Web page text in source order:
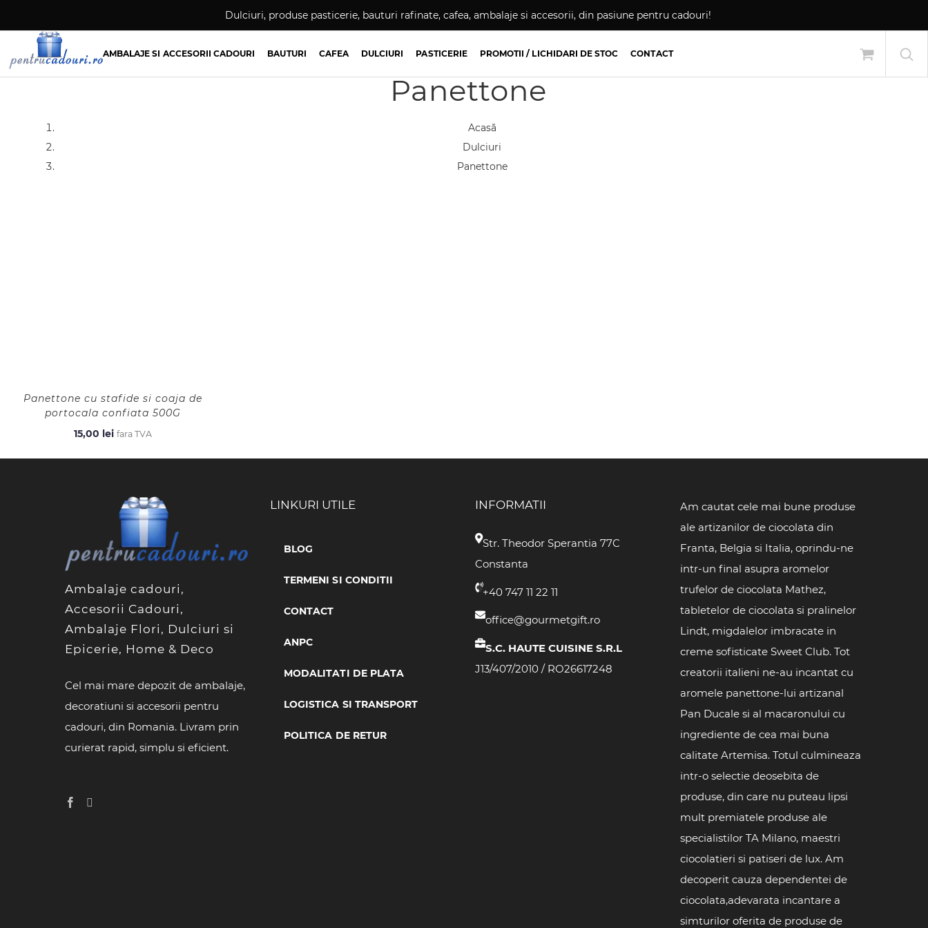
to
content
Dulciuri, produse pasticerie, bauturi rafinate, cafea, ambalaje si accesorii, din pasiune pentru cadouri!
AMBALAJE SI ACCESORII CADOURI BAUTURI CAFEA DULCIURI PASTICERIE PROMOTII / LICHIDARI DE STOC CONTACT
Panettone
Acasă
Dulciuri
Panettone
Panettone cu stafide si coaja de
portocala confiata 500G
15,00 lei fara TVA
Ambalaje cadouri,
Accesorii Cadouri,
Ambalaje Flori, Dulciuri si
Epicerie, Home & Deco
Cel mai mare depozit de ambalaje,
decoratiuni si accesorii pentru
cadouri, din Romania. Livram prin
curierat rapid, simplu si eficient.
LINKURI UTILE
BLOG
TERMENI SI CONDITII
CONTACT
ANPC
MODALITATI DE PLATA
LOGISTICA SI TRANSPORT
POLITICA DE RETUR
INFORMATII
Str. Theodor Sperantia 77C
Constanta
+40 747 11 22 11
office@gourmetgift.ro
S.C. HAUTE CUISINE S.R.L
J13/407/2010 / RO26617248
Am cautat cele mai bune produse
ale artizanilor de ciocolata din
Franta, Belgia si Italia, oprindu-ne
intr-un final asupra aromelor
trufelor de ciocolata Mathez,
tabletelor de ciocolata si pralinelor
Lindt, migdalelor imbracate in
creme sofisticate Sweet Club. Tot
creatorii italieni ne-au incantat cu
aromele panettone-lui artizanal
Pan Ducale si al macaronului cu
ingrediente de cea mai buna
calitate Artemisa. Totul culmineaza
intr-o selectie deosebita de
produse, din care nu puteau lipsi
mult premiatele produse ale
specialistilor TA Milano, maestri
ciocolatieri si patiseri de lux. Am
decoperit cauza dependentei de
ciocolata,adevarata incantare a
simturilor oferita de produse de